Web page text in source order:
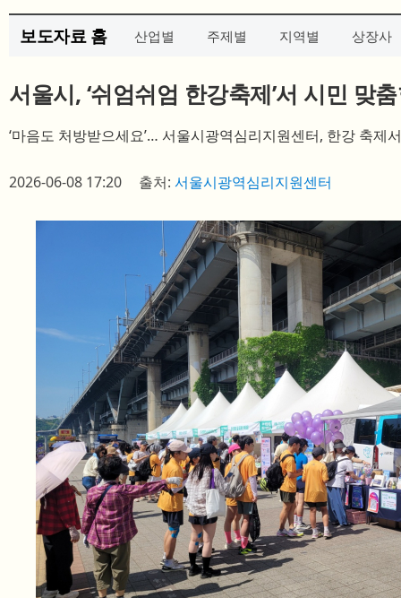
보도자료 홈 산업별 주제별 지역별 상장사
서울시, ‘쉬엄쉬엄 한강축제’서 시민 맞
‘마음도 처방받으세요’… 서울시광역심리지원센터, 한강 축제
2026-06-08 17:20 출처: 서울시광역심리지원센터